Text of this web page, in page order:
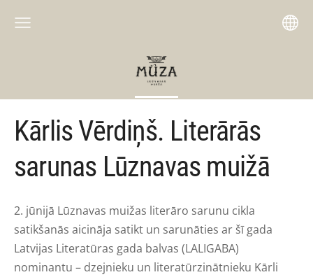
Kārlis Vērdiņš. Literārās
sarunas Lūznavas muižā
2. jūnijā Lūznavas muižas literāro sarunu cikla
satikšanās aicināja satikt un sarunāties ar šī gada
Latvijas Literatūras gada balvas (LALIGABA)
nominantu – dzejnieku un literatūrzinātnieku Kārli